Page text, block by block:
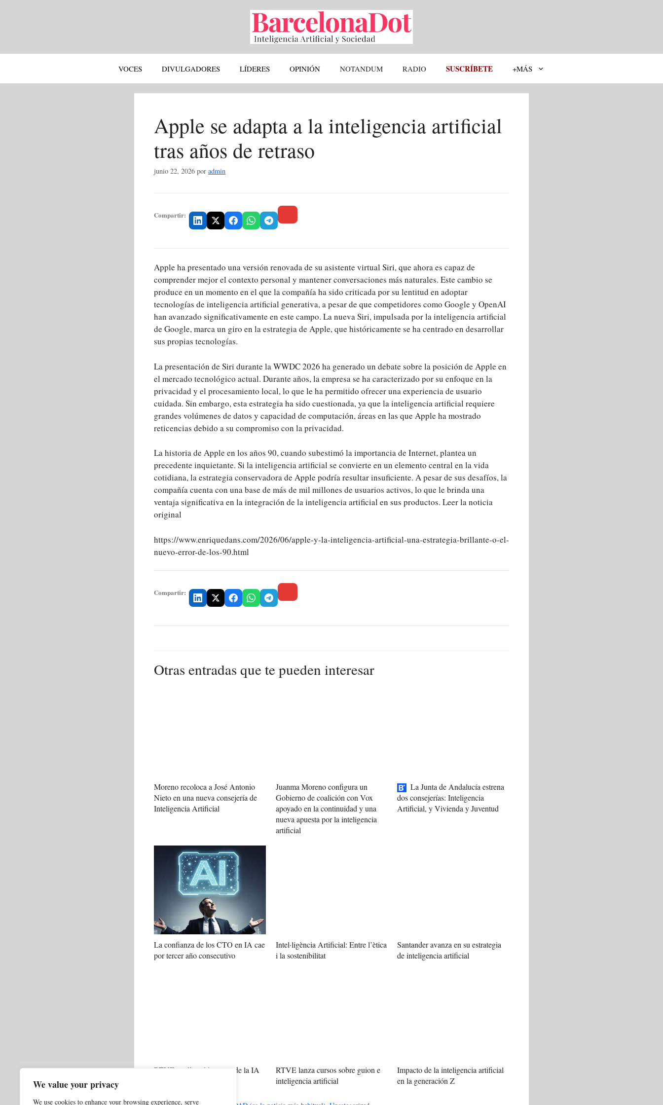
We value your privacy
We use cookies to enhance your browsing experience, serve
VOCES DIVULGADORES LÍDERES OPINIÓN NOTANDUM RADIO SUSCRÍBETE +MÁS
Apple se adapta a la inteligencia artificial
tras años de retraso
junio 22, 2026 por admin
Compartir:
Apple ha presentado una versión renovada de su asistente virtual Siri, que ahora es capaz de
comprender mejor el contexto personal y mantener conversaciones más naturales. Este cambio se
produce en un momento en el que la compañía ha sido criticada por su lentitud en adoptar
tecnologías de inteligencia artificial generativa, a pesar de que competidores como Google y OpenAI
han avanzado significativamente en este campo. La nueva Siri, impulsada por la inteligencia artificial
de Google, marca un giro en la estrategia de Apple, que históricamente se ha centrado en desarrollar
sus propias tecnologías.
La presentación de Siri durante la WWDC 2026 ha generado un debate sobre la posición de Apple en
el mercado tecnológico actual. Durante años, la empresa se ha caracterizado por su enfoque en la
privacidad y el procesamiento local, lo que le ha permitido ofrecer una experiencia de usuario
cuidada. Sin embargo, esta estrategia ha sido cuestionada, ya que la inteligencia artificial requiere
grandes volúmenes de datos y capacidad de computación, áreas en las que Apple ha mostrado
reticencias debido a su compromiso con la privacidad.
La historia de Apple en los años 90, cuando subestimó la importancia de Internet, plantea un
precedente inquietante. Si la inteligencia artificial se convierte en un elemento central en la vida
cotidiana, la estrategia conservadora de Apple podría resultar insuficiente. A pesar de sus desafíos, la
compañía cuenta con una base de más de mil millones de usuarios activos, lo que le brinda una
ventaja significativa en la integración de la inteligencia artificial en sus productos. Leer la noticia
original
https://www.enriquedans.com/2026/06/apple-y-la-inteligencia-artificial-una-estrategia-brillante-o-el-
nuevo-error-de-los-90.html
Compartir:
Otras entradas que te pueden interesar
Moreno recoloca a José Antonio
Nieto en una nueva consejería de
Inteligencia Artificial
Juanma Moreno configura un
Gobierno de coalición con Vox
apoyado en la continuidad y una
nueva apuesta por la inteligencia
artificial
La Junta de Andalucía estrena
dos consejerías: Inteligencia
Artificial, y Vivienda y Juventud
La confianza de los CTO en IA cae
por tercer año consecutivo
Intel·ligència Artificial: Entre l’ètica
i la sostenibilitat
Santander avanza en su estrategia
de inteligencia artificial
RTVE analiza el impacto de la IA
RTVE lanza cursos sobre guion e
inteligencia artificial
Impacto de la inteligencia artificial
en la generación Z